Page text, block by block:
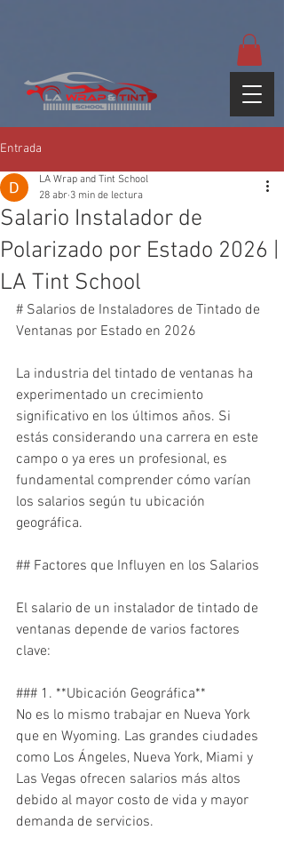
Entrada
Salario Instalador de
Polarizado por Estado 2026 |
LA Tint School
LA Wrap and Tint School
28 abr 3 min de lectura
# Salarios de Instaladores de Tintado de
Ventanas por Estado en 2026
La industria del tintado de ventanas ha
experimentado un crecimiento
significativo en los últimos años. Si
estás considerando una carrera en este
campo o ya eres un profesional, es
fundamental comprender cómo varían
los salarios según tu ubicación
geográfica.
## Factores que Influyen en los Salarios
El salario de un instalador de tintado de
ventanas depende de varios factores
clave:
### 1. **Ubicación Geográfica**
No es lo mismo trabajar en Nueva York
que en Wyoming. Las grandes ciudades
como Los Ángeles, Nueva York, Miami y
Las Vegas ofrecen salarios más altos
debido al mayor costo de vida y mayor
demanda de servicios.